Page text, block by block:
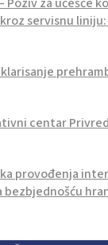
servisnu
centar
provođenja